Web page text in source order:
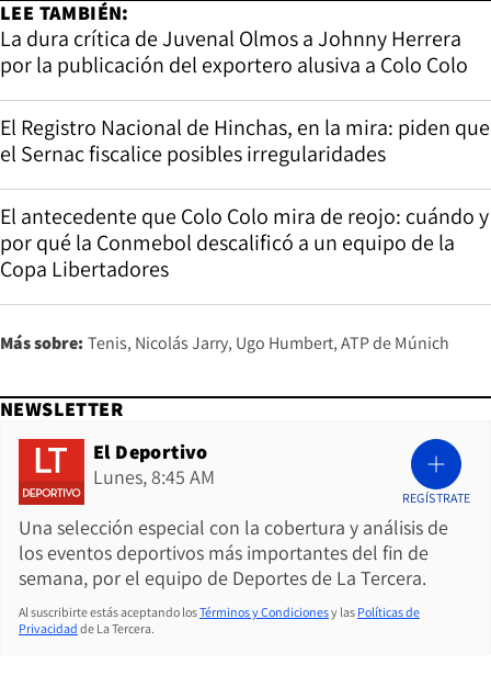
LEE TAMBIÉN:
La dura crítica de Juvenal Olmos a Johnny Herrera
por la publicación del exportero alusiva a Colo Colo
El Registro Nacional de Hinchas, en la mira: piden que
el Sernac fiscalice posibles irregularidades
El antecedente que Colo Colo mira de reojo: cuándo y
por qué la Conmebol descalificó a un equipo de la
Copa Libertadores
Más sobre: Tenis Nicolás Jarry Ugo Humbert ATP de Múnich
NEWSLETTER
El Deportivo
Lunes, 8:45 AM
Una selección especial con la cobertura y análisis de
los eventos deportivos más importantes del fin de
semana, por el equipo de Deportes de La Tercera.
REGÍSTRATE
Al suscribirte estás aceptando losTérminos y Condicionesy las Políticas de
Privacidad de La Tercera.